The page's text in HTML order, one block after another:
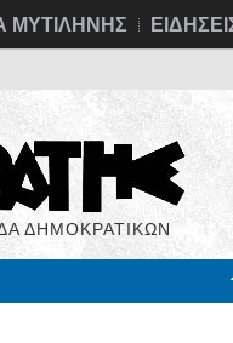
ΜΥΤΙΛΗΝΗΣ
ΔΗΜΟΚΡΑΤΙΚΩΝ